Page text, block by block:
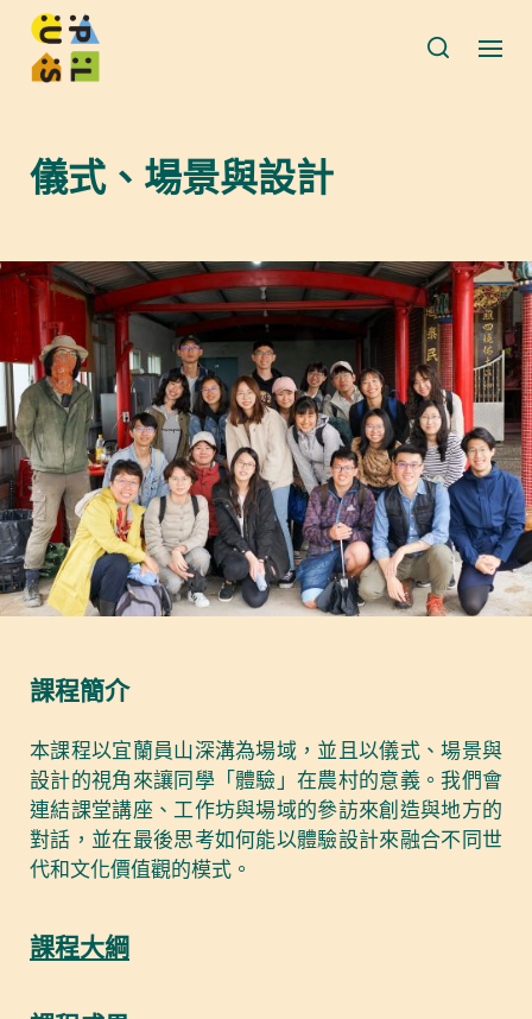
儀式、場景與設計
課程簡介
本課程以宜蘭員山深溝為場域，並且以儀式、場景與
設計的視角來讓同學「體驗」在農村的意義。我們會
連結課堂講座、工作坊與場域的參訪來創造與地方的
對話，並在最後思考如何能以體驗設計來融合不同世
代和文化價值觀的模式。
課程大綱